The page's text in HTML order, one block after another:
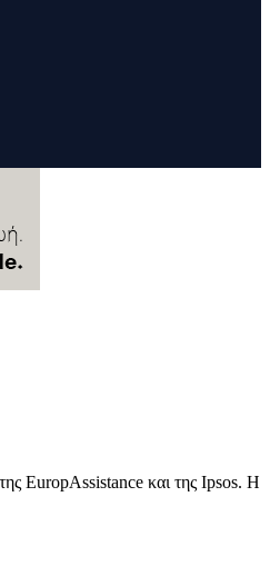
EuropAssistance και της Ipsos. Η